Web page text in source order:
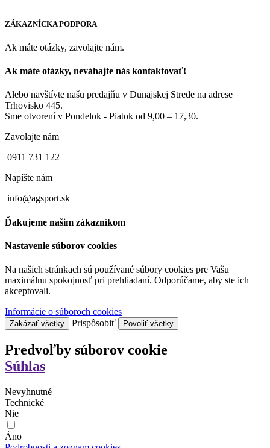
ZÁKAZNÍCKA PODPORA
Ak máte otázky, zavolajte nám.
Ak máte otázky, neváhajte nás kontaktovať!
Alebo navštívte našu predajňu v Dunajskej Strede na adrese
Trhovisko 445.
Sme otvorení v Pondelok - Piatok od 9,00 – 17,30.
Zavolajte nám
0911 731 122
Napíšte nám
info@agsport.sk
Ďakujeme našim zákazníkom
Nastavenie súborov cookies
Na našich stránkach sú používané súbory cookies pre Vašu
maximálnu spokojnosť pri prehliadaní. Odporúčame, aby ste ich
akceptovali.
Informácie o súboroch cookies
Zakázať všetky Prispôsobiť Povoliť všetky
Predvoľby súborov cookie
Súhlas
Nevyhnutné
Technické
Nie
Áno